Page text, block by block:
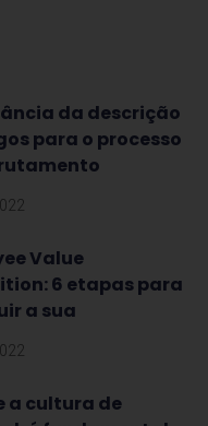
da descrição
para o processo
Value
6 etapas para
a sua
a cultura de